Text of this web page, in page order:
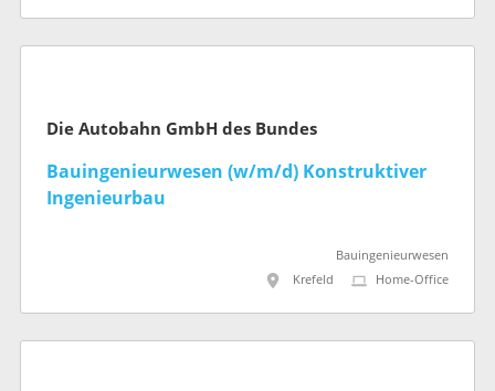
Die Autobahn GmbH des Bundes
Bauingenieurwesen (w/m/d) Konstruktiver
Ingenieurbau
Bauingenieurwesen
Krefeld
Home-Office